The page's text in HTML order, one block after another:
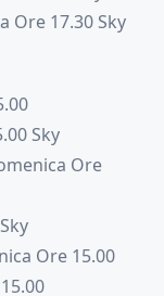
Ore 17.30 Sky
Sky
Ore
Ore 15.00